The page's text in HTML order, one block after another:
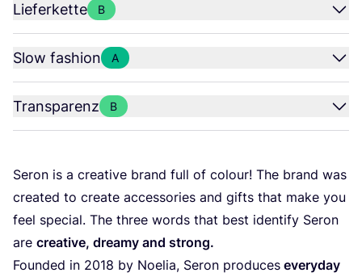
Lieferkette B
Slow fashion A
Transparenz B
Seron is a crea­ti­ve brand full of colour! The brand was
crea­ted to crea­te access­ories and gifts that make you
feel spe­cial. The three words that best iden­ti­fy Seron
are crea­ti­ve, dre­a­my and strong.
Foun­ded in 2018 by Noelia, Seron pro­du­ces ever­y­day